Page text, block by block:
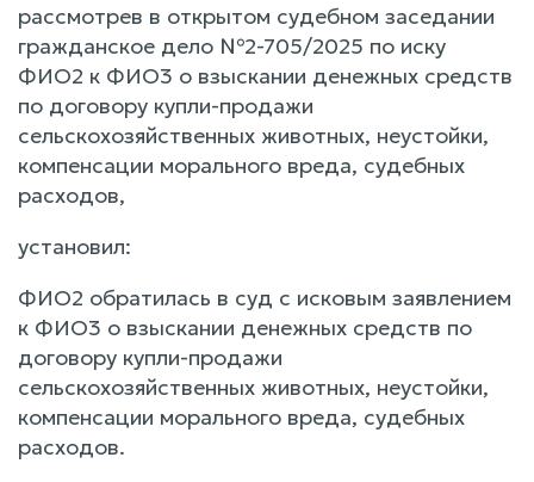
рассмотрев в открытом судебном заседании
гражданское дело №2-705/2025 по иску
ФИО2 к ФИО3 о взыскании денежных средств
по договору купли-продажи
сельскохозяйственных животных, неустойки,
компенсации морального вреда, судебных
расходов,
установил:
ФИО2 обратилась в суд с исковым заявлением
к ФИО3 о взыскании денежных средств по
договору купли-продажи
сельскохозяйственных животных, неустойки,
компенсации морального вреда, судебных
расходов.